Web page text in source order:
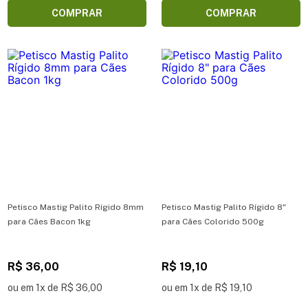
COMPRAR COMPRAR
Petisco Mastig Palito Rígido 8mm
para Cães Bacon 1kg
R$ 36,00
ou em 1x de R$ 36,00
Petisco Mastig Palito Rígido 8"
para Cães Colorido 500g
R$ 19,10
ou em 1x de R$ 19,10